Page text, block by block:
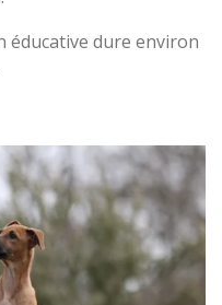
éducative dure environ